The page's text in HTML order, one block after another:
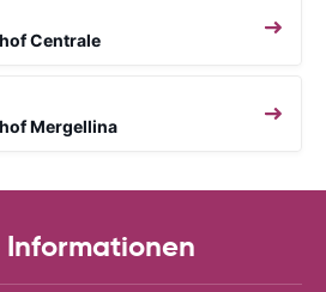
Centrale
Mergellina